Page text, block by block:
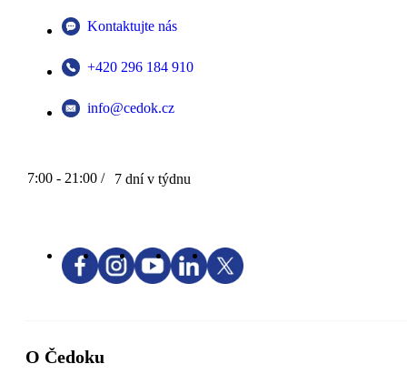
Kontaktujte nás
+420 296 184 910
info@cedok.cz
7:00 - 21:00 / 7 dní v týdnu
O Čedoku